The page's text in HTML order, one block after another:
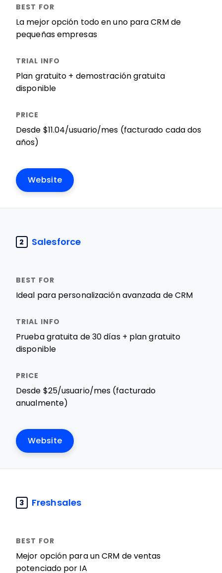
La mejor opción todo en uno para CRM de
pequeñas empresas
Plan gratuito + demostración gratuita
disponible
Desde $11.04/usuario/mes (facturado cada dos
años)
Website
2 Salesforce
Ideal para personalización avanzada de CRM
Prueba gratuita de 30 días + plan gratuito
disponible
Desde $25/usuario/mes (facturado
anualmente)
Website
3 Freshsales
Mejor opción para un CRM de ventas
potenciado por IA